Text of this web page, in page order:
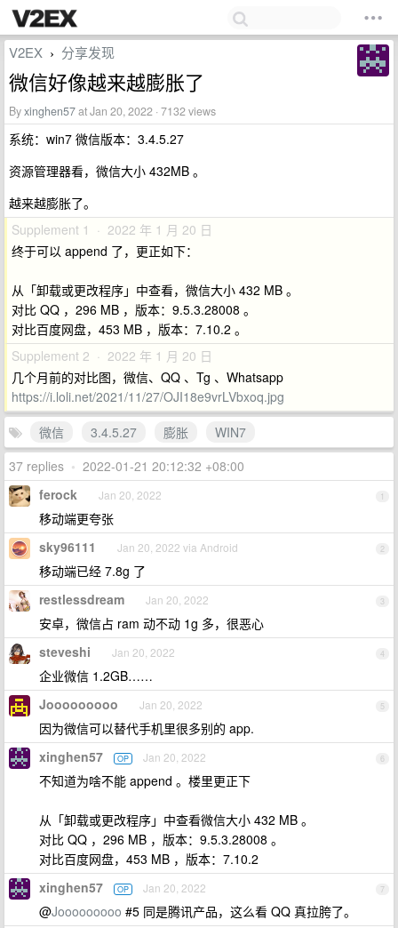
V2EX › 分享发现
微信好像越来越膨胀了
Byxinghen57at Jan 20, 2022 · 7132 views
系统：win7 微信版本：3.4.5.27
资源管理器看，微信大小 432MB 。
越来越膨胀了。
Supplement 1 · 2022 年 1 月 20 日
终于可以 append 了，更正如下：
从「卸载或更改程序」中查看，微信大小 432 MB 。
对比 QQ ，296 MB ，版本：9.5.3.28008 。
对比百度网盘，453 MB ，版本：7.10.2 。
Supplement 2 · 2022 年 1 月 20 日
几个月前的对比图，微信、QQ 、Tg 、Whatsapp
https://i.loli.net/2021/11/27/OJI18e9vrLVbxoq.jpg
微信
3.4.5.27 膨胀
WIN7
37 replies • 2022-01-21 20:12:32 +08:00
1
ferock Jan 20, 2022
移动端更夸张
2
sky96111 Jan 20, 2022 via Android
移动端已经 7.8g 了
3
restlessdream Jan 20, 2022
安卓，微信占 ram 动不动 1g 多，很恶心
4
steveshi Jan 20, 2022
企业微信 1.2GB……
5
Jooooooooo Jan 20, 2022
因为微信可以替代手机里很多别的 app.
6
xinghen57 OP Jan 20, 2022
不知道为啥不能 append 。楼里更正下
从「卸载或更改程序」中查看微信大小 432 MB 。
对比 QQ ，296 MB ，版本：9.5.3.28008 。
对比百度网盘，453 MB ，版本：7.10.2
7
xinghen57 OP Jan 20, 2022
@Jooooooooo #5 同是腾讯产品，这么看 QQ 真拉胯了。